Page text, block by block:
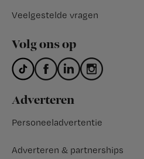
Veelgestelde vragen
Volg ons op
Adverteren
Personeeladvertentie
Adverteren & partnerships